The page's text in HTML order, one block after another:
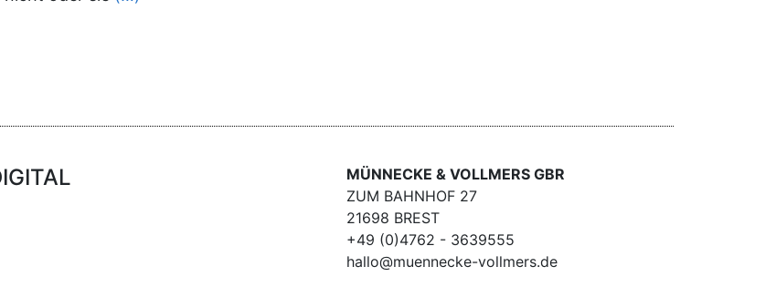
MÜNNECKE & VOLLMERS GBR
ZUM BAHNHOF 27
21698 BREST
+49 (0)4762 - 3639555
hallo@muennecke-vollmers.de